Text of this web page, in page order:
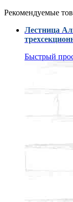
Рекомендуемые
Лестница
Быстрый